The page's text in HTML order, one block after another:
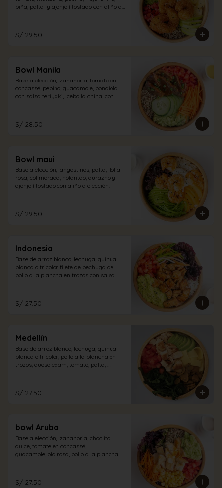
piña, palta  y ajonjolí tostado con aliño a
S/ 29.50
Bowl Manila
Base a elección,  zanahoria, tomate en
concassé, pepino, guacamole, bondiola
con salsa teriyaki,  cebolla china, con
S/ 28.50
Bowl maui
Base a elección, langostinos, palta,  lolla
rosa, col morada, holantao, durazno y
ajonjolí tostado con aliño a elección.
S/ 29.50
Indonesia
Base de arroz blanco, lechuga, quinua
blanca o tricolor filete de pechuga de
pollo a la plancha en trozos con salsa
con vinagreta cabo blanco. (picante)
S/ 27.50
Medellín
Base de arroz blanco, lechuga, quinua
blanca o tricolor, pollo a la plancha en
trozos, queso edam, tomate, palta,
S/ 27.50
bowl Aruba
Base a elección,  zanahoria, choclito
dulce, tomate en concassé,
guacamole,lola rosa, pollo a la plancha
S/ 27.50